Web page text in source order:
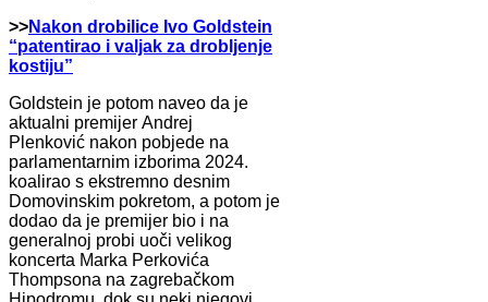
>>Nakon drobilice Ivo Goldstein
“patentirao i valjak za drobljenje
kostiju”
Goldstein je potom naveo da je
aktualni premijer Andrej
Plenković nakon pobjede na
parlamentarnim izborima 2024.
koalirao s ekstremno desnim
Domovinskim pokretom, a potom je
dodao da je premijer bio i na
generalnoj probi uoči velikog
koncerta Marka Perkovića
Thompsona na zagrebačkom